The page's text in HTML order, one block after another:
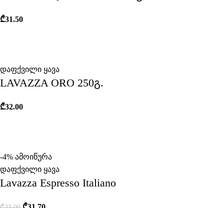
₾31.50
დაფქვილი ყავა
LAVAZZA ORO 250გ.
₾32.00
-4% ამოიწურა
დაფქვილი ყავა
Lavazza Espresso Italiano